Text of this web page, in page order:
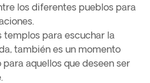
los diferentes pueblos para
templos para escuchar la
también es un momento
aquellos que deseen ser